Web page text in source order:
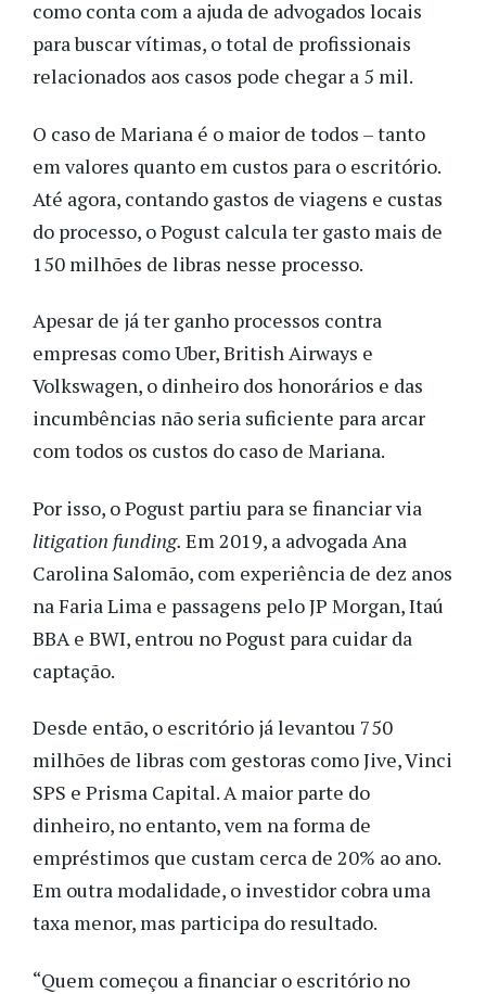
como conta com a ajuda de advogados locais
para buscar vítimas, o total de profissionais
relacionados aos casos pode chegar a 5 mil.
O caso de Mariana é o maior de todos – tanto
em valores quanto em custos para o escritório.
Até agora, contando gastos de viagens e custas
do processo, o Pogust calcula ter gasto mais de
150 milhões de libras nesse processo.
Apesar de já ter ganho processos contra
empresas como Uber, British Airways e
Volkswagen, o dinheiro dos honorários e das
incumbências não seria suficiente para arcar
com todos os custos do caso de Mariana.
Por isso, o Pogust partiu para se financiar via
litigation funding. Em 2019, a advogada Ana
Carolina Salomão, com experiência de dez anos
na Faria Lima e passagens pelo JP Morgan, Itaú
BBA e BWI, entrou no Pogust para cuidar da
captação.
Desde então, o escritório já levantou 750
milhões de libras com gestoras como Jive, Vinci
SPS e Prisma Capital. A maior parte do
dinheiro, no entanto, vem na forma de
empréstimos que custam cerca de 20% ao ano.
Em outra modalidade, o investidor cobra uma
taxa menor, mas participa do resultado.
“Quem começou a financiar o escritório no